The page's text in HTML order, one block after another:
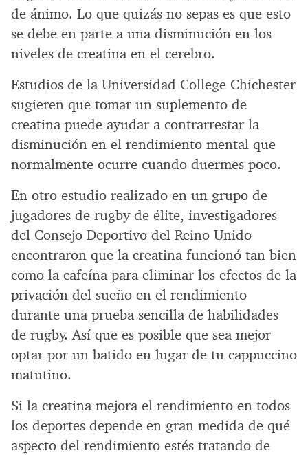
de ánimo. Lo que quizás no sepas es que esto
se debe en parte a una disminución en los
niveles de creatina en el cerebro.
Estudios de la Universidad College Chichester
sugieren que tomar un suplemento de
creatina puede ayudar a contrarrestar la
disminución en el rendimiento mental que
normalmente ocurre cuando duermes poco.
En otro estudio realizado en un grupo de
jugadores de rugby de élite, investigadores
del Consejo Deportivo del Reino Unido
encontraron que la creatina funcionó tan bien
como la cafeína para eliminar los efectos de la
privación del sueño en el rendimiento
durante una prueba sencilla de habilidades
de rugby. Así que es posible que sea mejor
optar por un batido en lugar de tu cappuccino
matutino.
Si la creatina mejora el rendimiento en todos
los deportes depende en gran medida de qué
aspecto del rendimiento estés tratando de